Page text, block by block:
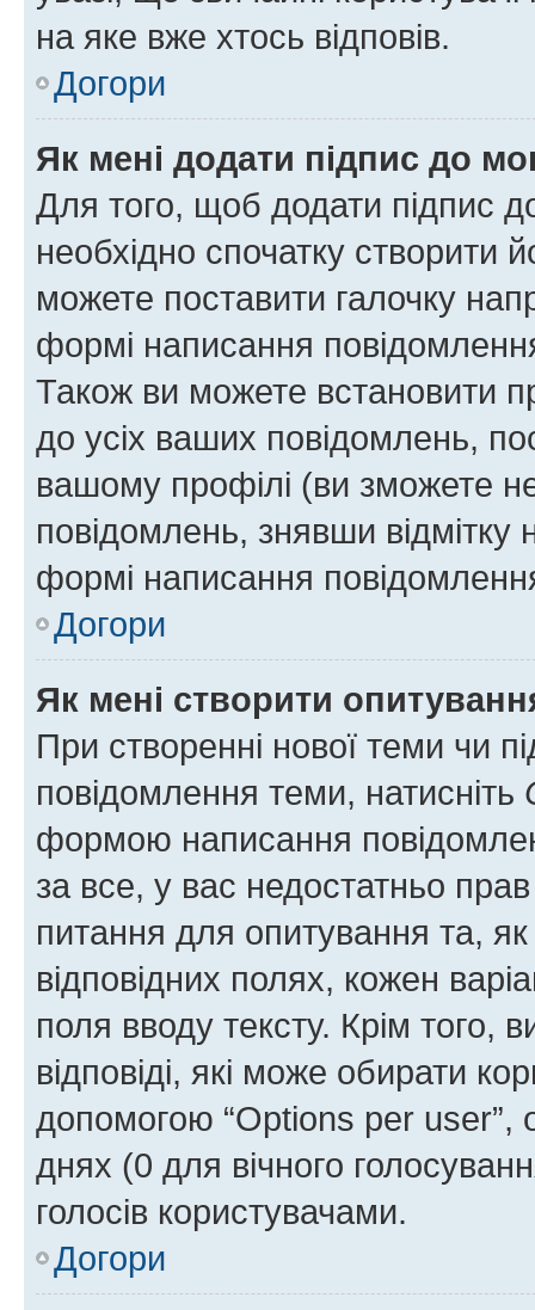
на яке вже хтось відповів.
Догори
Як мені додати підпис до
Для того, щоб додати підпис
необхідно спочатку створити
можете поставити галочку
формі написання
Також ви можете встановити
до усіх ваших повідомлень,
вашому профілі (ви зможете
повідомлень, знявши відмітку
формі написання
Догори
Як мені створити
При створенні нової теми чи
повідомлення теми, натисніть
формою написання
за все, у вас недостатньо
питання для опитування та, як
відповідних полях, кожен
поля вводу тексту. Крім того,
відповіді, які може обирати
допомогою “Options per user”,
днях (0 для вічного
голосів користувачами.
Догори